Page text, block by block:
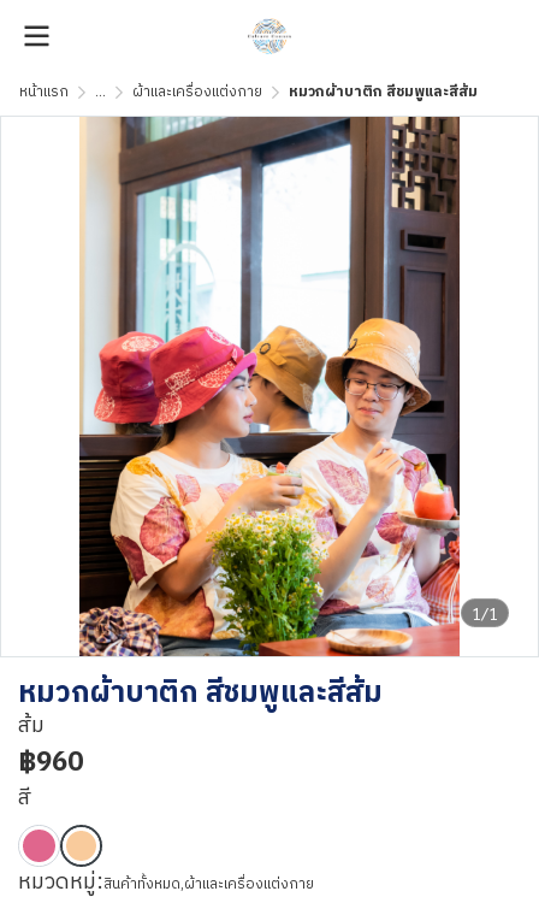
หน้าแรก ... ผ้าและเครื่องแต่งกาย หมวกผ้าบาติก สีชมพูและสีส้ม
1/1
หมวกผ้าบาติก สีชมพูและสีส้ม
ส้ม
฿960
สี
หมวดหมู่:สินค้าทั้งหมด,ผ้าและเครื่องแต่งกาย